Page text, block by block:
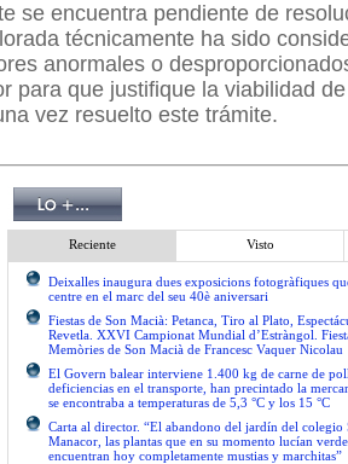
se encuentra pendiente de
técnicamente ha sido
anormales o
para que justifique la viabilidad
vez resuelto este trámite.
Reciente Visto
Deixalles inaugura dues exposicions fotogràfiques
centre en el marc del seu 40è aniversari
Fiestas de Son Macià: Petanca, Tiro al Plato,
Revetla. XXVI Campionat Mundial d’Estràngol.
Memòries de Son Macià de Francesc Vaquer Nicolau
El Govern balear interviene 1.400 kg de carne de
deficiencias en el transporte, han precintado la
se encontraba a temperaturas de 5,3 °C y los 15 °C
Carta al director. “El abandono del jardín del colegio
Manacor, las plantas que en su momento lucían
encuentran hoy completamente mustias y marchitas”